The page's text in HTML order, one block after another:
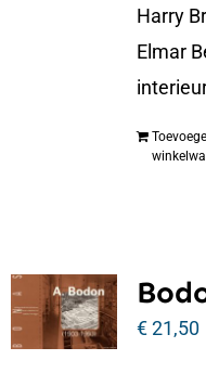
Harry
Elmar
€21,50